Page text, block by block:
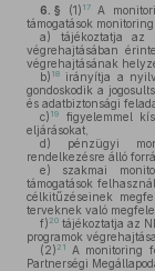
6. § (1) 17A
támogatások
a) tájékoztatja az
végrehajtásában
végrehajtásának
b) 18
irányítja a
gondoskodik a
és adatbiztonsági
c) 19
figyelemmel
eljárásokat,
d) pénzügyi
rendelkezésre álló
e) szakmai
támogatások
célkitűzéseinek
terveknek való
f) 20 tájékoztatja az
programok
(2) 21
A monitoring
Partnerségi